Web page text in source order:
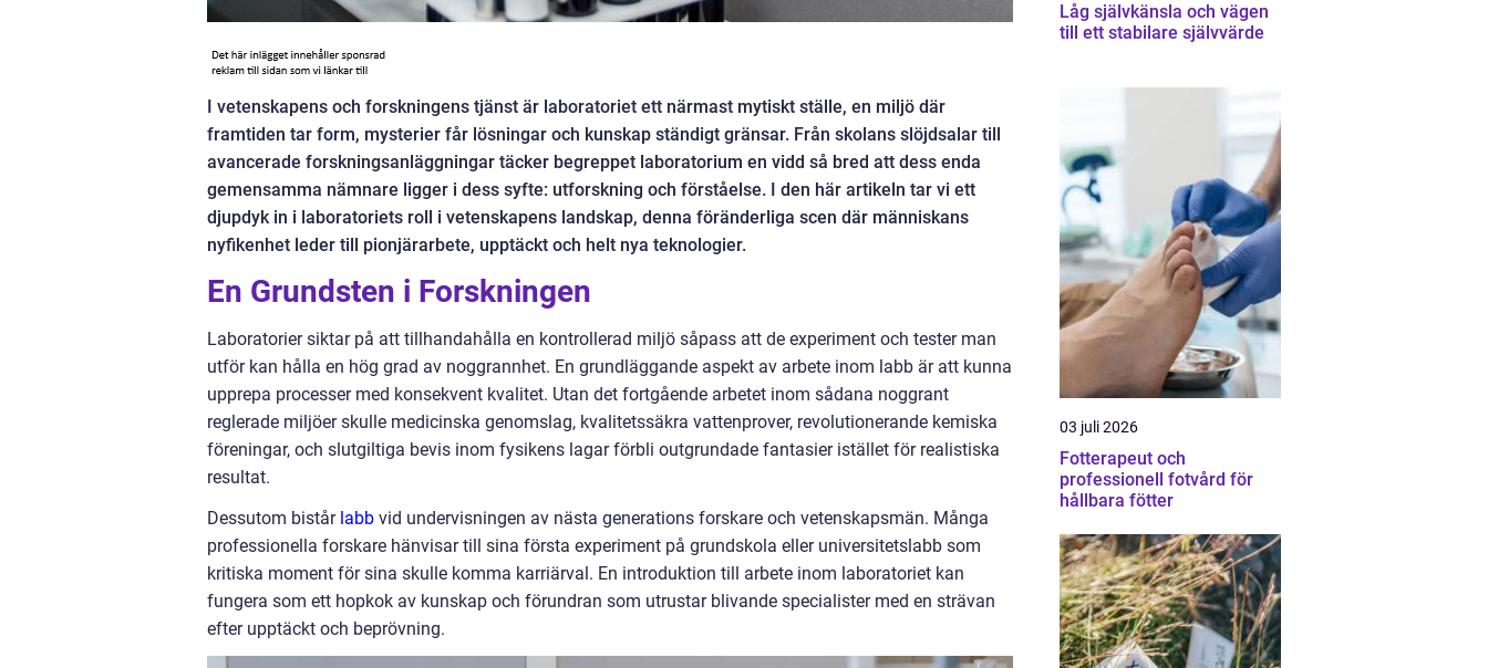
I vetenskapens och forskningens tjänst är laboratoriet ett närmast mytiskt ställe, en miljö där
framtiden tar form, mysterier får lösningar och kunskap ständigt gränsar. Från skolans slöjdsalar till
avancerade forskningsanläggningar täcker begreppet laboratorium en vidd så bred att dess enda
gemensamma nämnare ligger i dess syfte: utforskning och förståelse. I den här artikeln tar vi ett
djupdyk in i laboratoriets roll i vetenskapens landskap, denna föränderliga scen där människans
nyfikenhet leder till pionjärarbete, upptäckt och helt nya teknologier.
En Grundsten i Forskningen
Laboratorier siktar på att tillhandahålla en kontrollerad miljö såpass att de experiment och tester man
utför kan hålla en hög grad av noggrannhet. En grundläggande aspekt av arbete inom labb är att kunna
upprepa processer med konsekvent kvalitet. Utan det fortgående arbetet inom sådana noggrant
reglerade miljöer skulle medicinska genomslag, kvalitetssäkra vattenprover, revolutionerande kemiska
föreningar, och slutgiltiga bevis inom fysikens lagar förbli outgrundade fantasier istället för realistiska
resultat.
Dessutom bistår labb vid undervisningen av nästa generations forskare och vetenskapsmän. Många
professionella forskare hänvisar till sina första experiment på grundskola eller universitetslabb som
kritiska moment för sina skulle komma karriärval. En introduktion till arbete inom laboratoriet kan
fungera som ett hopkok av kunskap och förundran som utrustar blivande specialister med en strävan
efter upptäckt och beprövning.
Låg självkänsla och vägen
till ett stabilare självvärde
03 juli 2026
Fotterapeut och
professionell fotvård för
hållbara fötter